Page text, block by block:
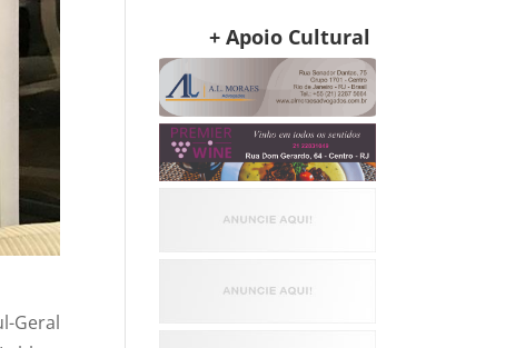
Geral
+ Apoio Cultural